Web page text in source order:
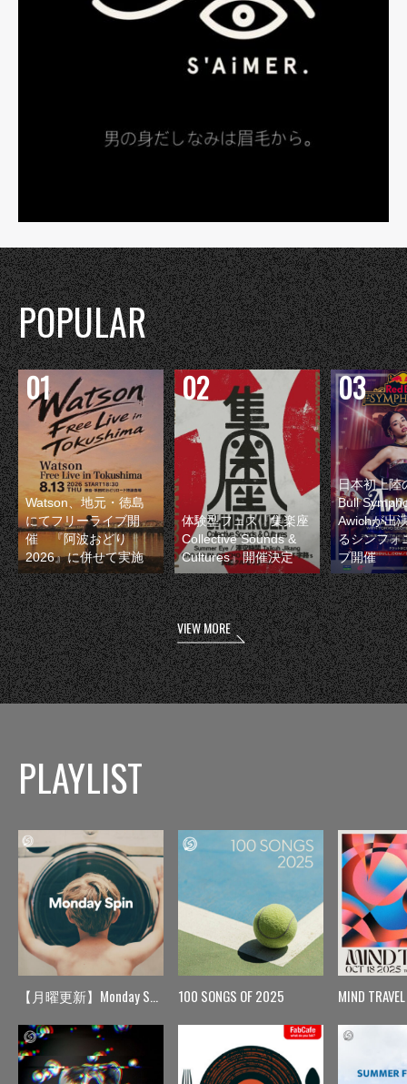
POPULAR
Watson、地元・徳島
にてフリーライブ開
催 『阿波おどり
2026』に併せて実施
体験型フェス『集楽座
Collective Sounds &
Cultures』開催決定
日本初上陸
Bull
Awichが出
るシンフォ
ブ開催
VIEW MORE
PLAYLIST
【月曜更新】Monday Spin 100 SONGS OF 2025 MIND TRAVEL